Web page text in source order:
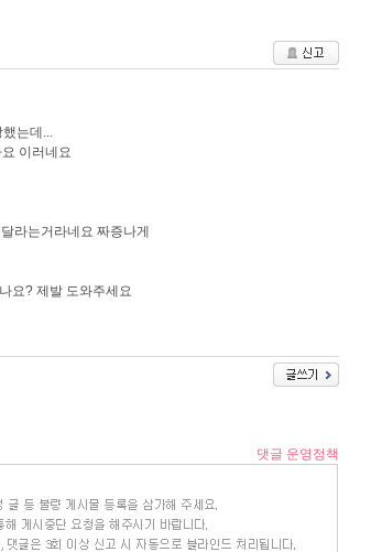
는데...
이러네요
라는거라네요 짜증나게
요? 제발 도와주세요